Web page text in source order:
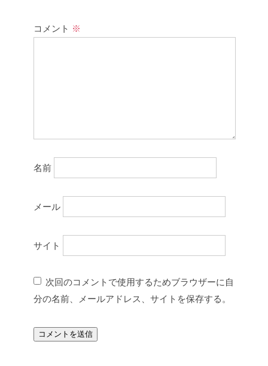
コメント ※
名前
メール
サイト
次回のコメントで使用するためブラウザーに自
分の名前、メールアドレス、サイトを保存する。